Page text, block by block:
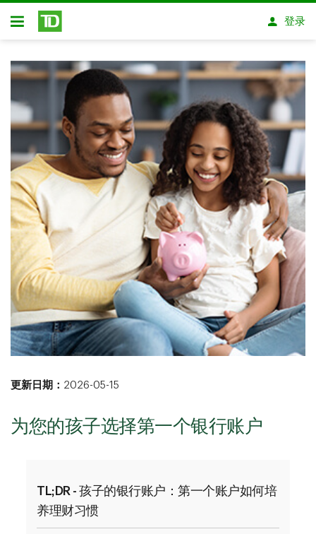
跳转到主要内容
开放式房屋贷款
登录
更新日期： 2026-05-15
为您的孩子选择第一个银行账户
TL;DR - 孩子的银行账户：第一个账户如何培
养理财习惯